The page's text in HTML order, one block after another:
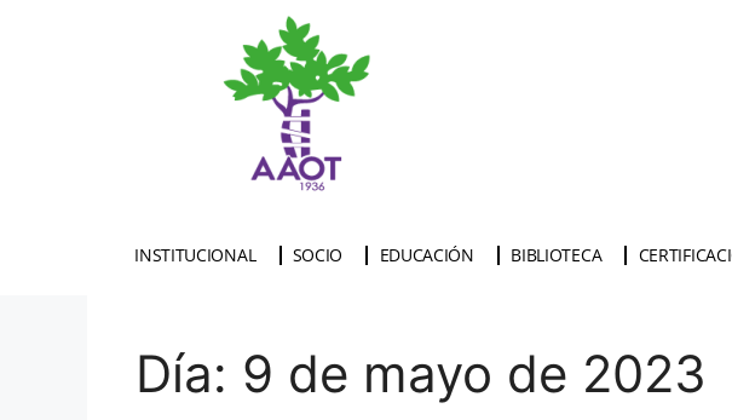
INSTITUCIONAL SOCIO EDUCACIÓN BIBLIOTECA
Día: 9 de mayo de 2023